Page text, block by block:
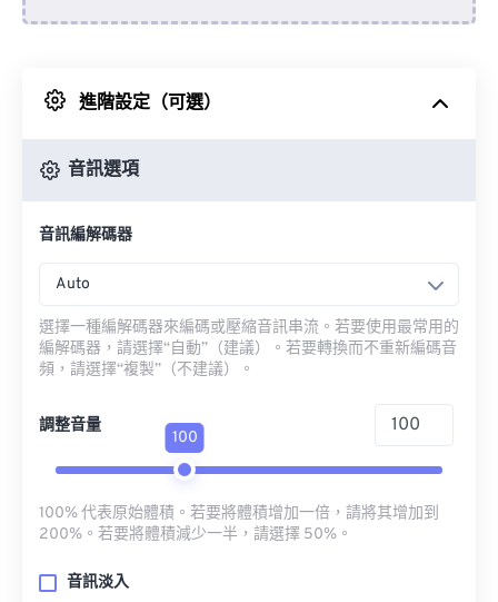
來自 Google 雲端硬碟
進階設定（可選）
音訊選項
音訊編解碼器
Auto
選擇一種編解碼器來編碼或壓縮音訊串流。若要使用最常用的
編解碼器，請選擇“自動”（建議）。若要轉換而不重新編碼音
頻，請選擇“複製”（不建議）。
調整音量
100
100% 代表原始體積。若要將體積增加一倍，請將其增加到
200%。若要將體積減少一半，請選擇 50%。
音訊淡入